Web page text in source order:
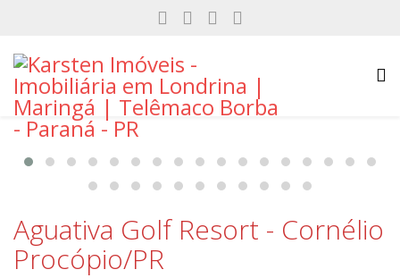
Aguativa Golf Resort - Cornélio
Procópio/PR